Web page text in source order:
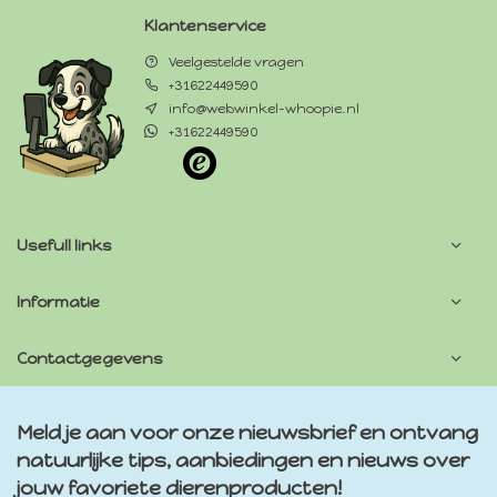
Klantenservice
Veelgestelde vragen
+31622449590
info@webwinkel-whoopie.nl
+31622449590
Usefull links
Informatie
Contactgegevens
Meld je aan voor onze nieuwsbrief en ontvang
natuurlijke tips, aanbiedingen en nieuws over
jouw favoriete dierenproducten!